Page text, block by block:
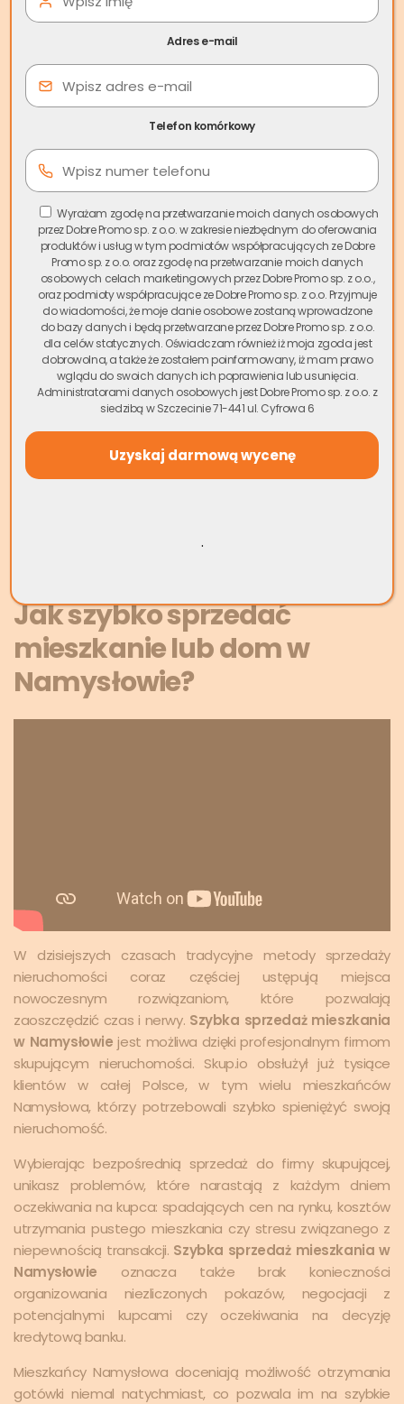
osiedle Jana Pawła II czy okolice Namysłowskiego Ośrodka
Kultury cieszą się popularnością wśród mieszkańców. W
ostatnich latach obserwujemy
zapotrzebowanie na usługi skupu nieruchomości w
Namysłowie, co wiąże się z potrzebą szybkiej sprzedaży
Spis treści
Skup.io jako lider i pionier na polskim rynku oferuje
mieszkańcom Namysłowa możliwość błyskawicznej
sprzedaży nieruchomości. Jeśli zależy Ci na czasie i
bezproblemowej transakcji,skup mieszkań Namysłówto
idealne rozwiązanie. Nasza firma umożliwia sfinalizowanie
sprzedaży nawet w ciągu kilku dni – to nieporównywalnie
szybciej niż przy tradycyjnej sprzedaży, która może trwać
miesiącami.
Wybierając naszskup nieruchomości Namysłów, unikasz
musisz organizować niezliczonych pokazów mieszkania,
negocjować z potencjalnymi kupcami ani czekać, aż bank
Jak szybko sprzedać
mieszkanie lub dom w
Namysłowie?
W dzisiejszych czasach tradycyjne metody sprzedaży
nieruchomości coraz częściej ustępują miejsca
nowoczesnym rozwiązaniom, które pozwalają
zaoszczędzić czas i nerwy. Szybka sprzedaż mieszkania
w Namysłowie jest możliwa dzięki profesjonalnym firmom
skupującym nieruchomości. Skup.io obsłużył już tysiące
klientów w całej Polsce, w tym wielu mieszkańców
Namysłowa, którzy potrzebowali szybko spieniężyć swoją
nieruchomość.
Wybierając bezpośrednią sprzedaż do firmy skupującej,
unikasz problemów, które narastają z każdym dniem
oczekiwania na kupca: spadających cen na rynku, kosztów
utrzymania pustego mieszkania czy stresu związanego z
niepewnością transakcji. Szybka sprzedaż mieszkania w
Namysłowie oznacza także brak konieczności
organizowania niezliczonych pokazów, negocjacji z
potencjalnymi kupcami czy oczekiwania na decyzję
kredytową banku.
Mieszkańcy Namysłowa doceniają możliwość otrzymania
gotówki niemal natychmiast, co pozwala im na szybkie
Adres e-mail
Telefon komórkowy
Wyrażam zgodę na przetwarzanie moich danych osobowych
przez Dobre Promo sp. z o.o. w zakresie niezbędnym do oferowania
produktów i usług w tym podmiotów współpracujących ze Dobre
Promo sp. z o.o. oraz zgodę na przetwarzanie moich danych
osobowych celach marketingowych przez Dobre Promo sp. z o.o.,
oraz podmioty współpracujące ze Dobre Promo sp. z o.o. Przyjmuje
do wiadomości, że moje danie osobowe zostaną wprowadzone
do bazy danych i będą przetwarzane przez Dobre Promo sp. z o.o.
dla celów statycznych. Oświadczam również iż moja zgoda jest
dobrowolna, a także że zostałem poinformowany, iż mam prawo
wglądu do swoich danych ich poprawienia lub usunięcia.
Administratorami danych osobowych jest Dobre Promo sp. z o.o. z
siedzibą w Szczecinie 71-441 ul. Cyfrowa 6
.